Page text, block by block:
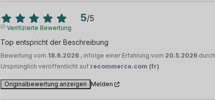
5/5
Verifizierte Bewertung
Top entspricht der Beschreibung
Bewertung vom 18.6.2026 , infolge einer Erfahrung vom 20.5.2026 durch
Ursprünglich veröffentlicht auf recommerce.com (fr)
Originalbewertung anzeigen Melden